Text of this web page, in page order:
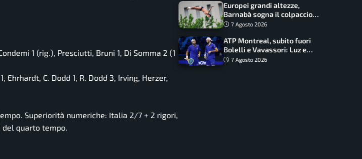
1 (rig.), Presciutti, Bruni 1, Di Somma 2 (1
C. Dodd 1, R. Dodd 3, Irving, Herzer,
Superiorità numeriche: Italia 2/7 + 2 rigori,
del quarto tempo.
Europei grandi altezze,
Barnabà sogna il colpaccio:
è leader a metà gara, Baraldi
7 Agosto 2026
ATP Montreal, subito fuori
Bolelli e Vavassori: Luz e
Matos fermano gli azzurri
7 Agosto 2026